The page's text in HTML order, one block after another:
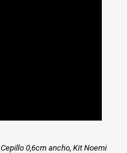
Cepillo 0,6cm ancho, Kit Noemi